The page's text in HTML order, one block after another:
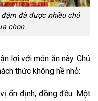
đà được nhiều chủ
chọn
lợi với món ăn này. Chủ
thức không hề nhỏ:
ổn định, đồng đều: Một